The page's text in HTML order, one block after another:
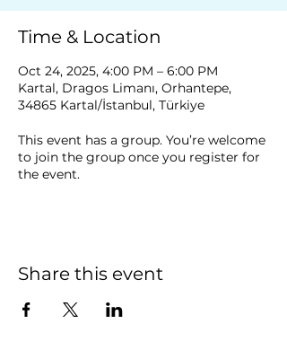
Time & Location
Oct 24, 2025, 4:00 PM – 6:00 PM
Kartal, Dragos Limanı, Orhantepe,
34865 Kartal/İstanbul, Türkiye
This event has a group. You’re welcome
to join the group once you register for
the event.
Share this event